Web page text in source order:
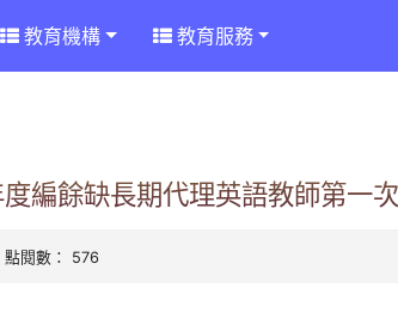
教育機構 教育服務
編餘缺長期代理英語教師第一
閱數： 576